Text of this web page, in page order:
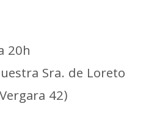
20h
Sra. de Loreto
42)